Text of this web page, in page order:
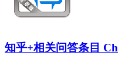
知乎+相关问答条目